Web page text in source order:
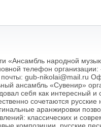
«Ансамбль народной
телефон
почты: gub-nikolai@mail.ru
ансамбль «Сувенир»
себя как интересный и
сочетаются
аранжировки
классических и